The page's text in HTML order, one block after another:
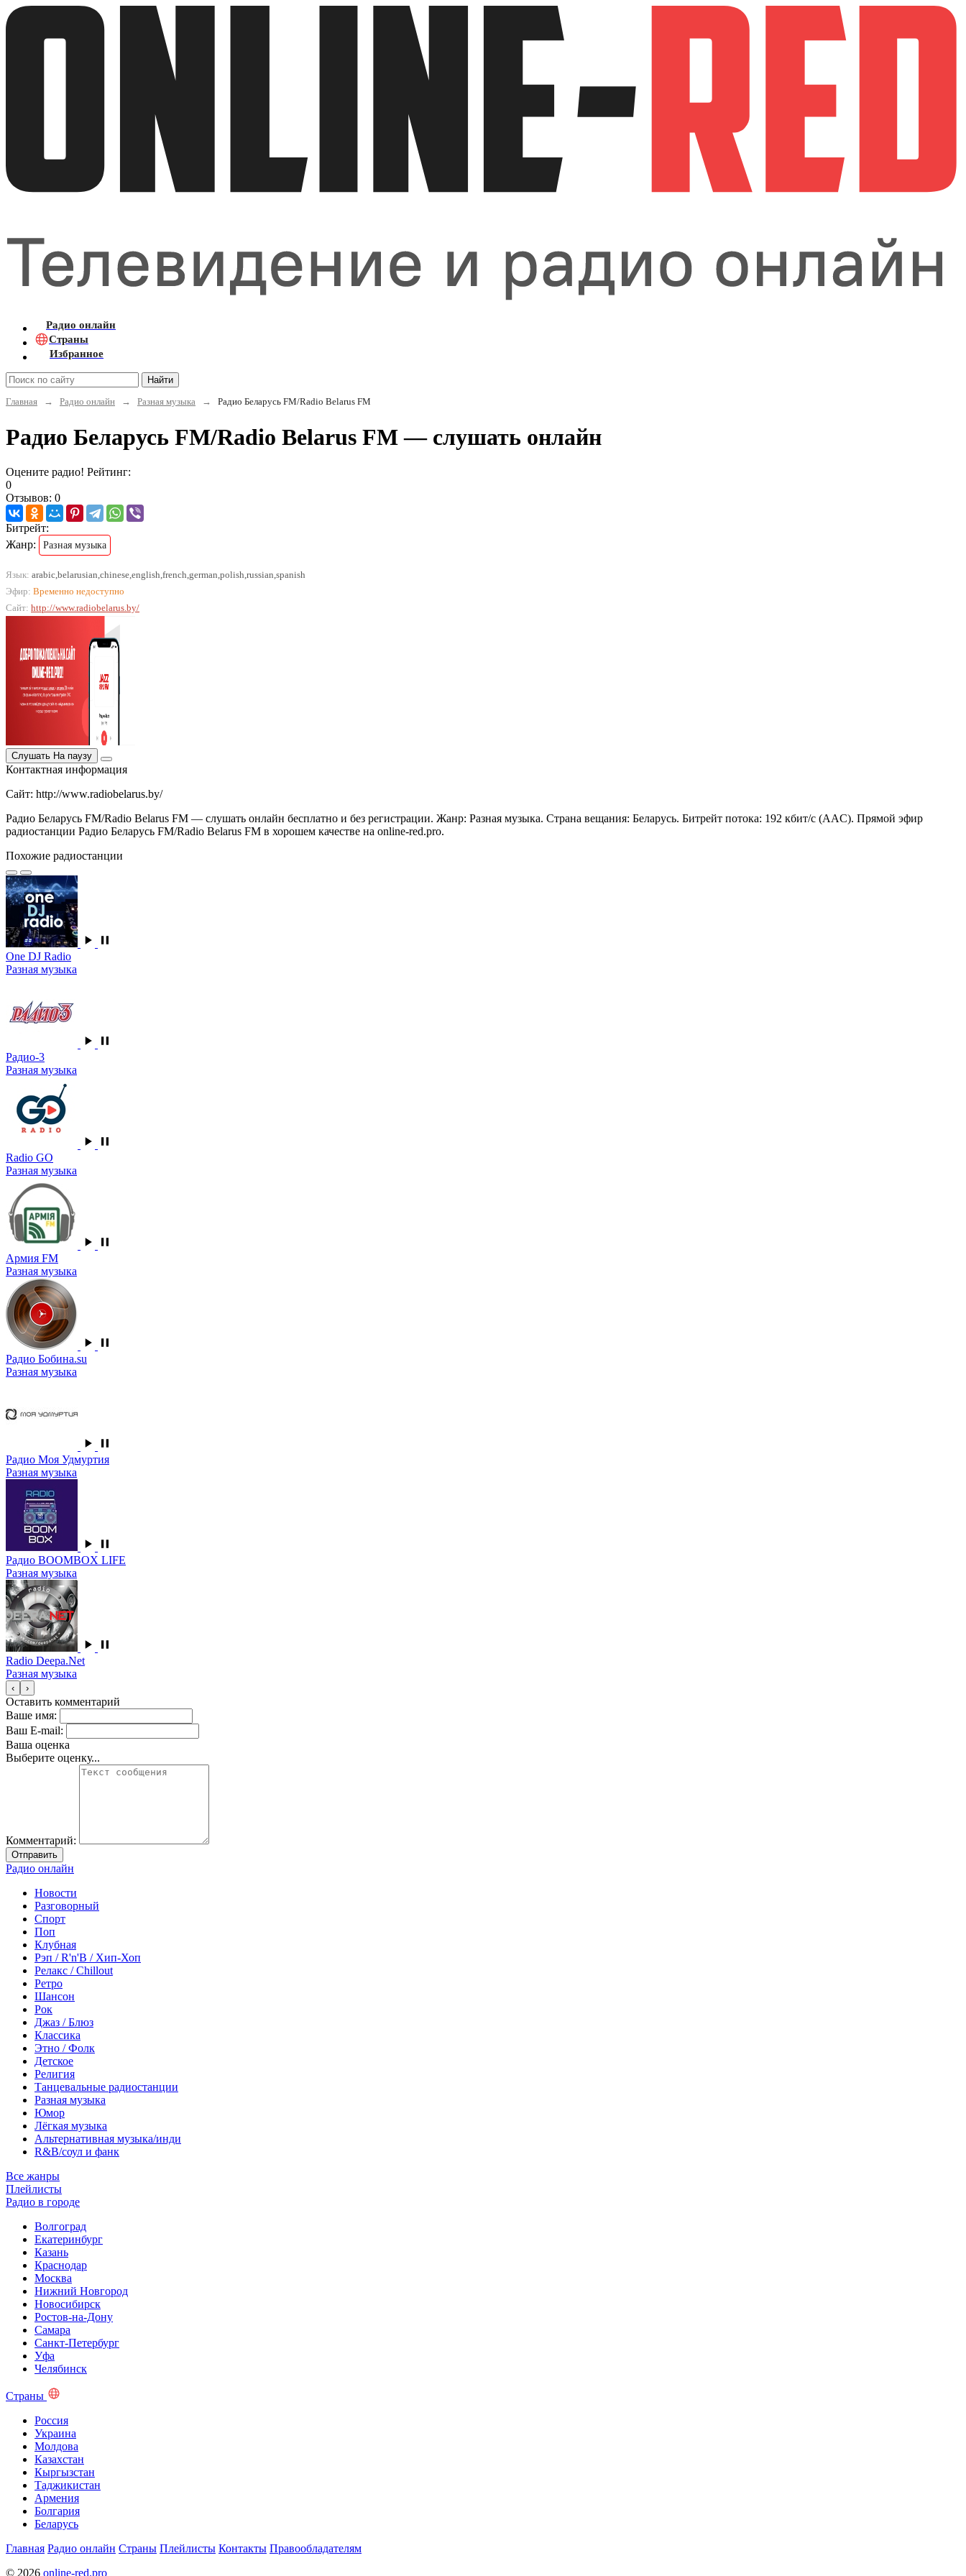
Радио онлайн
Страны
Избранное
Найти
Главная
→ Радио онлайн → Разная музыка → Радио Беларусь FM/Radio Belarus FM
Радио Беларусь FM/Radio Belarus FM — слушать онлайн
Оцените радио! Рейтинг:
0
Отзывов: 0
Битрейт:
Жанр:
Разная музыка
Язык: arabic,belarusian,chinese,english,french,german,polish,russian,spanish
Эфир: Временно недоступно
Сайт: http://www.radiobelarus.by/
Слушать На паузу
Контактная информация
Сайт: http://www.radiobelarus.by/
Радио Беларусь FM/Radio Belarus FM — слушать онлайн бесплатно и без регистрации. Жанр: Разная музыка. Страна вещания: Беларусь. Битрейт потока: 192 кбит/с (AAC). Прямой эфир
радиостанции Радио Беларусь FM/Radio Belarus FM в хорошем качестве на online-red.pro.
Похожие радиостанции
One DJ Radio
Разная музыка
Радио-3
Разная музыка
Radio GO
Разная музыка
Армия FM
Разная музыка
Радио Бобина.su
Разная музыка
Радио Моя Удмуртия
Разная музыка
Радио BOOMBOX LIFE
Разная музыка
Radio Deepa.Net
Разная музыка
‹ ›
Оставить комментарий
Ваше имя:
Ваш E-mail:
Ваша оценка
Выберите оценку...
Комментарий:
Отправить
Радио онлайн
Новости
Разговорный
Спорт
Поп
Клубная
Рэп / R'n'B / Хип-Хоп
Релакс / Chillout
Ретро
Шансон
Рок
Джаз / Блюз
Классика
Этно / Фолк
Детское
Религия
Танцевальные радиостанции
Разная музыка
Юмор
Лёгкая музыка
Альтернативная музыка/инди
R&B/cоул и фанк
Все жанры
Плейлисты
Радио в городе
Волгоград
Екатеринбург
Казань
Краснодар
Москва
Нижний Новгород
Новосибирск
Ростов-на-Дону
Самара
Санкт-Петербург
Уфа
Челябинск
Страны
Россия
Украина
Молдова
Казахстан
Кыргызстан
Таджикистан
Армения
Болгария
Беларусь
Главная Радио онлайн Страны Плейлисты Контакты Правообладателям
© 2026 online-red.pro